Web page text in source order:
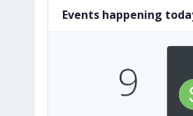
Events happening
9